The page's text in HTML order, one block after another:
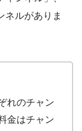
ネルがありま
れのチャン
金はチャン